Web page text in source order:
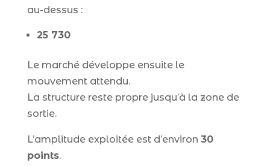
au-dessus :
25 730
Le marché développe ensuite le
mouvement attendu.
La structure reste propre jusqu’à la zone de
sortie.
L’amplitude exploitée est d’environ 30
points.